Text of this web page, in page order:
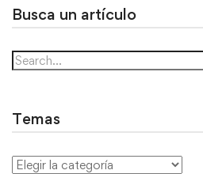
Busca un artículo
Temas